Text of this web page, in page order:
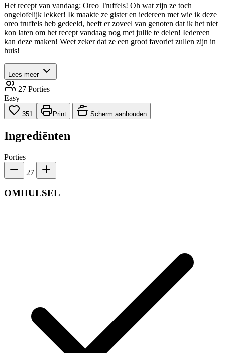
Het recept van vandaag: Oreo Truffels! Oh wat zijn ze toch
ongelofelijk lekker! Ik maakte ze gister en iedereen met wie ik deze
oreo truffels heb gedeeld, heeft er zoveel van genoten dat ik het niet
kon laten om het recept vandaag nog met jullie te delen! Iedereen
kan deze maken! Weet zeker dat ze een groot favoriet zullen zijn in
huis!
Lees meer
27 Porties
Easy
351 Print Scherm aanhouden
Ingrediënten
Porties
27
OMHULSEL